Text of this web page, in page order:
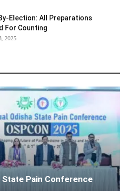
Election: All Preparations
For Counting
2025
State Pain Conference